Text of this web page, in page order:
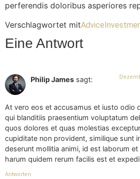
perferendis doloribus asperiores
Verschlagwortet mitAdvice
Eine Antwort
Philip James sagt:
At vero eos et accusamus et iusto odio
qui blanditiis praesentium voluptatum
quos dolores et quas molestias
cupiditate non provident, similique sunt
deserunt mollitia animi, id est laborum
harum quidem rerum facilis est et
Antworten